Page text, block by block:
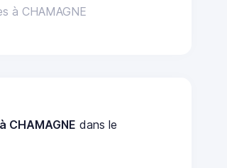
à CHAMAGNE
CHAMAGNE dans le